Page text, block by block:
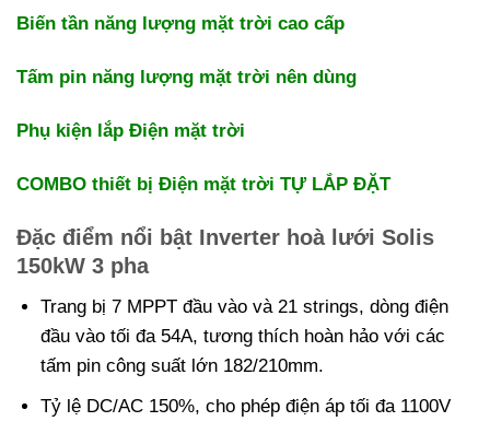
Biến tần năng lượng mặt trời cao cấp
Tấm pin năng lượng mặt trời nên dùng
Phụ kiện lắp Điện mặt trời
COMBO thiết bị Điện mặt trời TỰ LẮP ĐẶT
Đặc điểm nổi bật Inverter hoà lưới Solis
150kW 3 pha
Trang bị 7 MPPT đầu vào và 21 strings, dòng điện
đầu vào tối đa 54A, tương thích hoàn hảo với các
tấm pin công suất lớn 182/210mm.
Tỷ lệ DC/AC 150%, cho phép điện áp tối đa 1100V